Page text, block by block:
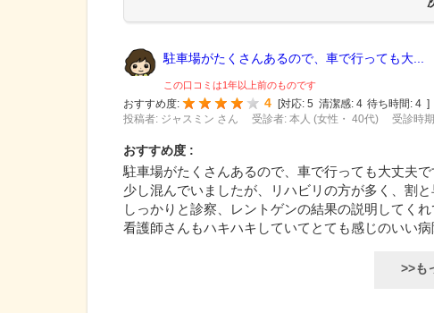
駐車場がたくさんあるので、車で行っても大...
この口コミは1年以上前のものです
おすすめ度:
4 [対応: 5 清潔感: 4 待ち時間: 4 ]
投稿者: ジャスミン さん
受診者: 本人 (女性・ 40代) 受診時
おすすめ度 :
駐車場がたくさんあるので、車で行っても大丈夫で
少し混んでいましたが、リハビリの方が多く、割と
しっかりと診察、レントゲンの結果の説明してくれ
看護師さんもハキハキしていてとても感じのいい病
>>も